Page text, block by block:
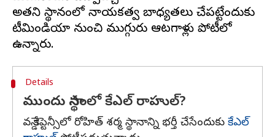
అతని స్థానంలో నాయకత్వ బాధ్యతలు చేపట్టేందుకు
టీమిండియా నుంచి ముగ్గురు ఆటగాళ్లు పోటీలో
Details
ముందు స్థానంలో కేఎల్ రాహుల్?
వన్డే కెప్టెన్సీలో రోహిత్ శర్మ స్థానాన్ని భర్తీ చేసేందుకు కేఎల్